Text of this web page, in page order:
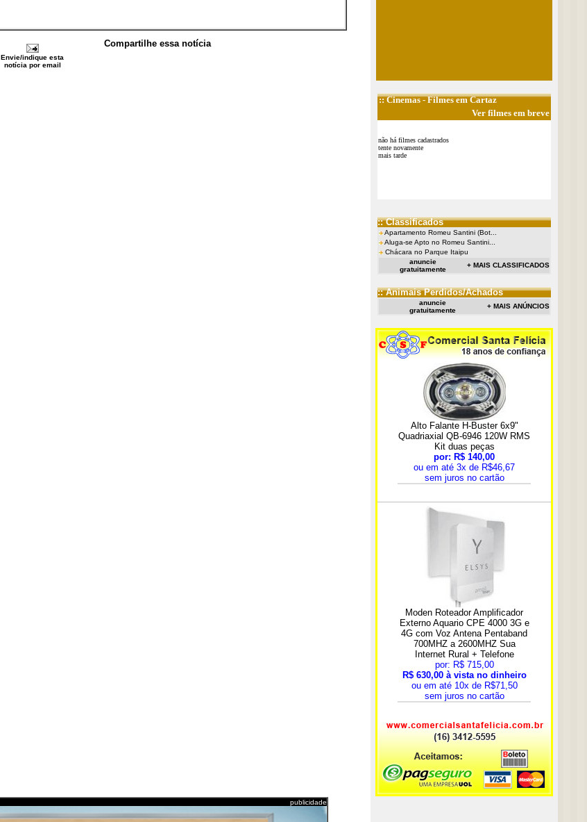
Compartilhe essa notícia
Envie/indique esta
notícia por email
publicidade
::Cinemas- Filmes em Cartaz
Ver filmes em breve
não há filmes cadastrados
tente novamente
mais tarde
:: Classificados
Apartamento Romeu Santini (Bot...
Aluga-se Apto no Romeu Santini...
Chácara no Parque Itaipu
anuncie
gratuitamente
+ MAIS CLASSIFICADOS
:: Animais Perdidos/Achados
anuncie
gratuitamente
+ MAIS ANÚNCIOS